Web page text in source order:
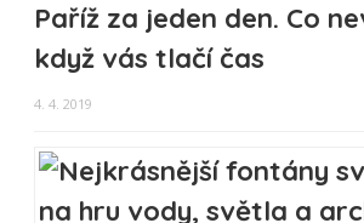
Paříž za jeden den. Co
když vás tlačí čas
4. 4. 2019